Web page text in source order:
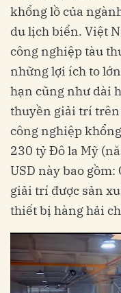
khổng lồ của
du lịch biển. Việt
công nghiệp tàu
những lợi ích to
hạn cũng như dài
thuyền giải trí trên
công nghiệp
230 tỷ Đô la Mỹ
USD này bao
giải trí được sản
thiết bị hàng hải